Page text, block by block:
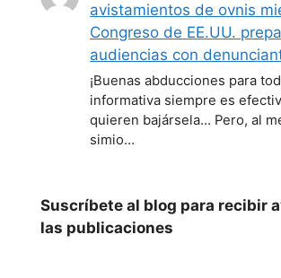
avistamientos de ovnis
Congreso de EE.UU.
audiencias con
¡Buenas abducciones para
informativa siempre es
quieren bajársela... Pero, al
simio…
Suscríbete al blog para recibir
las publicaciones